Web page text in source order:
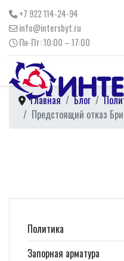
+7 922 114-24-94
info@intersbyt.ru
Пн-Пт: 10:00 – 17:00
Главная Блог
Предстоящий отказ
Политика
Запорная арматура